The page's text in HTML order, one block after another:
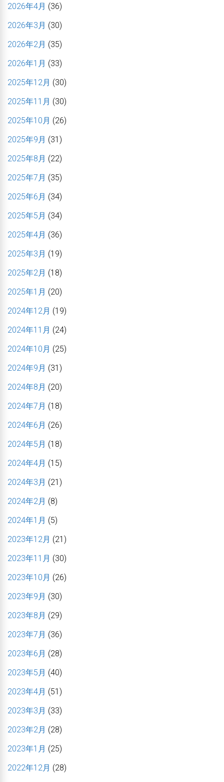
2026年4月 (36)
2026年3月 (30)
2026年2月 (35)
2026年1月 (33)
2025年12月 (30)
2025年11月 (30)
2025年10月 (26)
2025年9月 (31)
2025年8月 (22)
2025年7月 (35)
2025年6月 (34)
2025年5月 (34)
2025年4月 (36)
2025年3月 (19)
2025年2月 (18)
2025年1月 (20)
2024年12月 (19)
2024年11月 (24)
2024年10月 (25)
2024年9月 (31)
2024年8月 (20)
2024年7月 (18)
2024年6月 (26)
2024年5月 (18)
2024年4月 (15)
2024年3月 (21)
2024年2月 (8)
2024年1月 (5)
2023年12月 (21)
2023年11月 (30)
2023年10月 (26)
2023年9月 (30)
2023年8月 (29)
2023年7月 (36)
2023年6月 (28)
2023年5月 (40)
2023年4月 (51)
2023年3月 (33)
2023年2月 (28)
2023年1月 (25)
2022年12月 (28)